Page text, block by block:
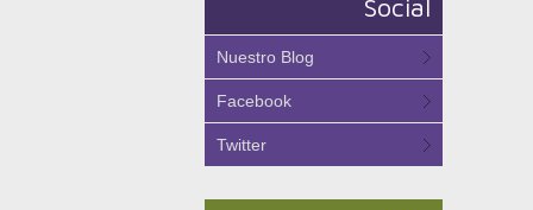
Social
Nuestro Blog
Facebook
Twitter